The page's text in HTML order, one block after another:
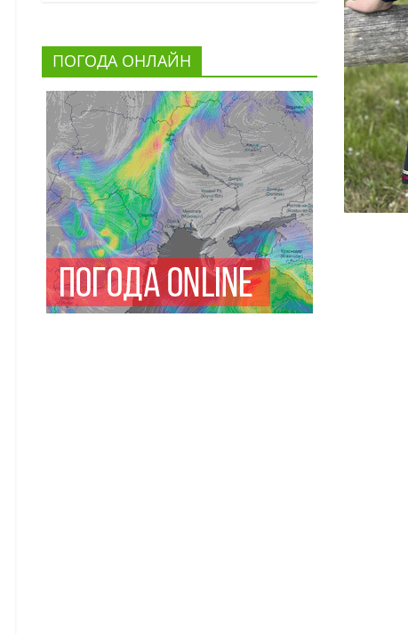
ПОГОДА ОНЛАЙН